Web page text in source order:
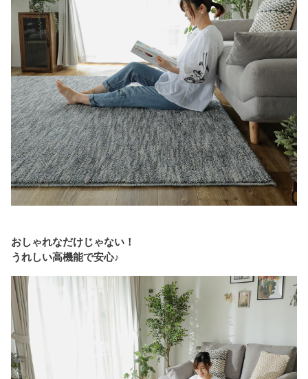
おしゃれなだけじゃない！
うれしい高機能で安心♪